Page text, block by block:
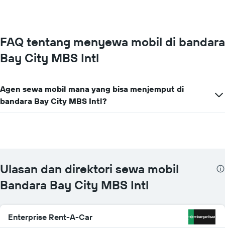
FAQ tentang menyewa mobil di bandara
Bay City MBS Intl
Agen sewa mobil mana yang bisa menjemput di
bandara Bay City MBS Intl?
Ulasan dan direktori sewa mobil
Bandara Bay City MBS Intl
Enterprise Rent-A-Car